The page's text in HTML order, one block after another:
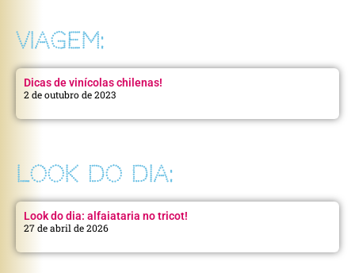
VIAGEM:
Dicas de vinícolas chilenas!
2 de outubro de 2023
LOOK DO DIA:
Look do dia: alfaiataria no tricot!
27 de abril de 2026